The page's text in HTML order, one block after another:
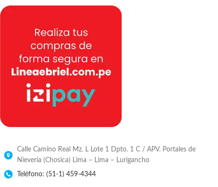
Calle Camino Real Mz. L Lote 1 Dpto. 1 C / APV. Portales de
Nieveria (Chosica) Lima – Lima – Lurigancho
Teléfono: (51-1) 459-4344